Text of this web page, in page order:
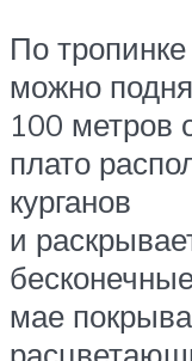
По
можно
100 метров
плато
курганов
и
мае